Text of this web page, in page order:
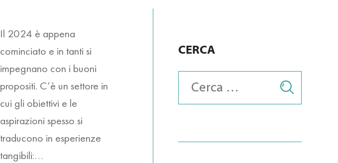
Il 2024 è appena
cominciato e in tanti si
impegnano con i buoni
propositi. C’è un settore in
cui gli obiettivi e le
aspirazioni spesso si
traducono in esperienze
tangibili:…
CERCA